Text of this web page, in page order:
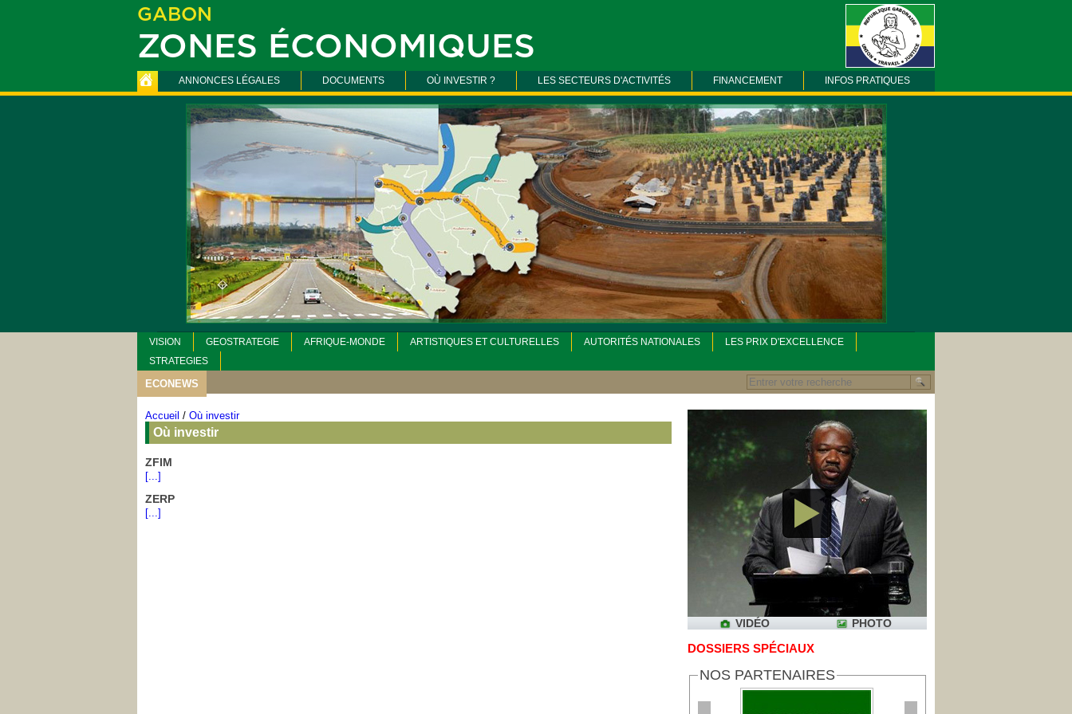
GABON
ZONES ÉCONOMIQUES
ANNONCES LÉGALES DOCUMENTS OÙ INVESTIR ? LES SECTEURS D'ACTIVITÉS FINANCEMENT INFOS PRATIQUES
VISION GEOSTRATEGIE AFRIQUE-MONDE ARTISTIQUES ET CULTURELLES AUTORITÉS NATIONALES
LES PRIX D'EXCELLENCE
STRATEGIES
ECONEWS
Accueil / Où investir
Où investir
ZFIM
[...]
ZERP
[...]
VIDÉO PHOTO
DOSSIERS SPÉCIAUX
NOS PARTENAIRES